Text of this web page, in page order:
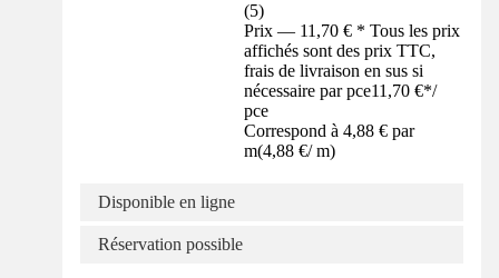
(5)
Prix — 11,70 € * Tous les prix
affichés sont des prix TTC,
frais de livraison en sus si
nécessaire par pce11,70 €*/
pce
Correspond à 4,88 € par
m(4,88 €/ m)
Disponible en ligne
Réservation possible